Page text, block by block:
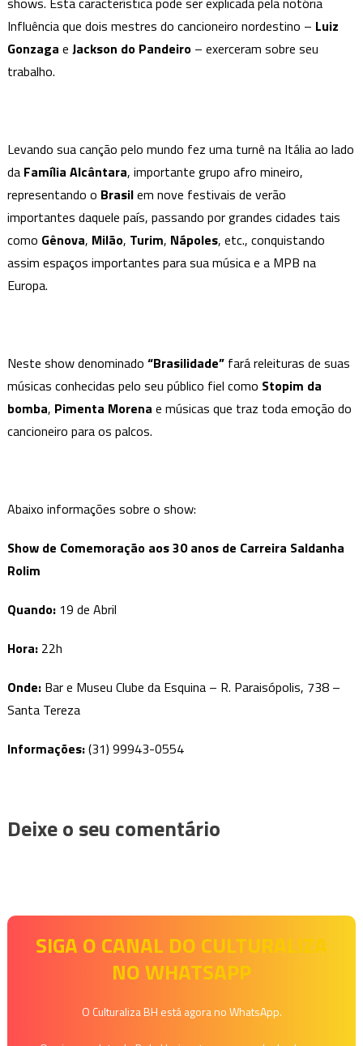
Influência que dois mestres do cancioneiro nordestino – Luiz
Gonzaga e Jackson do Pandeiro– exerceram sobre seu
trabalho.
Levando sua canção pelo mundo fez uma turnê na Itália ao lado
da Família Alcântara, importante grupo afro mineiro,
representando o Brasilem nove festivais de verão
importantes daquele país, passando por grandes cidades tais
como Gênova, Milão, Turim, Nápoles, etc., conquistando
assim espaços importantes para sua música e a MPB na
Europa.
Neste show denominado “Brasilidade” fará releituras de suas
músicas conhecidas pelo seu público fiel como Stopim da
bomba, Pimenta Morena e músicas que traz toda emoção do
cancioneiro para os palcos.
Abaixo informações sobre o show:
Show de Comemoração aos 30 anos de Carreira Saldanha
Rolim
Quando:19 de Abril
Hora:22h
Onde:Bar e Museu Clube da Esquina – R. Paraisópolis, 738 –
Santa Tereza
Informações:(31) 99943-0554
Deixe o seu comentário
SIGA O CANAL DO CULTURALIZA
NO WHATSAPP
O Culturaliza BH está agora no WhatsApp.